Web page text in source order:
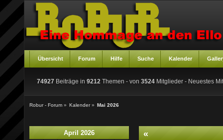
Übersicht Forum Hilfe Suche Kalender
74927 Beiträge in 9212 Themen - von 3524 Mitglieder - Neuestes
Robur - Forum » Kalender» Mai 2026
April 2026 «